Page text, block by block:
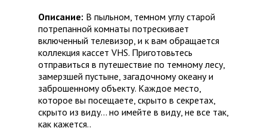
Описание: В пыльном, темном углу старой
потрепанной комнаты потрескивает
включенный телевизор, и к вам обращается
коллекция кассет VHS. Приготовьтесь
отправиться в путешествие по темному лесу,
замерзшей пустыне, загадочному океану и
заброшенному объекту. Каждое место,
которое вы посещаете, скрыто в секретах,
скрыто из виду... но имейте в виду, не все так,
как кажется..